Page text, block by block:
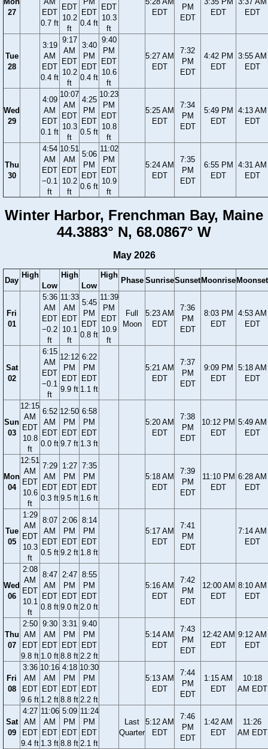
27
EDT
0.7 ft
EDT
10.2
ft
EDT
0.4 ft
EDT
10.3
ft
EDT
PM
EDT
EDT
EDT
Tue
28
3:19
AM
EDT
0.4 ft
9:17
AM
EDT
10.2
ft
3:40
PM
EDT
0.4 ft
9:40
PM
EDT
10.6
ft
5:27 AM
EDT
7:32
PM
EDT
4:42 PM
EDT
3:55 AM
EDT
Wed
29
4:09
AM
EDT
0.1 ft
10:07
AM
EDT
10.3
ft
4:25
PM
EDT
0.5 ft
10:23
PM
EDT
10.8
ft
5:25 AM
EDT
7:34
PM
EDT
5:49 PM
EDT
4:13 AM
EDT
Thu
30
4:54
AM
EDT
−0.1
ft
10:51
AM
EDT
10.2
ft
5:06
PM
EDT
0.6 ft
11:02
PM
EDT
10.9
ft
5:24 AM
EDT
7:35
PM
EDT
6:55 PM
EDT
4:31 AM
EDT
Winter Harbor, Frenchman Bay, Maine
44.3883° N, 68.0867° W
May 2026
Day
High
Low
High
Low
High
Phase SunriseSunset Moonrise Moonset
Fri
01
5:36
AM
EDT
−0.2
ft
11:33
AM
EDT
10.1
ft
5:45
PM
EDT
0.8 ft
11:39
PM
EDT
10.9
ft
Full
Moon
5:23 AM
EDT
7:36
PM
EDT
8:03 PM
EDT
4:53 AM
EDT
Sat
02
6:15
AM
EDT
−0.1
ft
12:12
PM
EDT
9.9 ft
6:22
PM
EDT
1.1 ft
5:21 AM
EDT
7:37
PM
EDT
9:09 PM
EDT
5:18 AM
EDT
Sun
03
12:15
AM
EDT
10.8
ft
6:52
AM
EDT
0.0 ft
12:50
PM
EDT
9.7 ft
6:58
PM
EDT
1.3 ft
5:20 AM
EDT
7:38
PM
EDT
10:12 PM
EDT
5:49 AM
EDT
Mon
04
12:51
AM
EDT
10.6
ft
7:29
AM
EDT
0.3 ft
1:27
PM
EDT
9.5 ft
7:35
PM
EDT
1.6 ft
5:18 AM
EDT
7:39
PM
EDT
11:10 PM
EDT
6:28 AM
EDT
Tue
05
1:29
AM
EDT
10.3
ft
8:07
AM
EDT
0.5 ft
2:06
PM
EDT
9.2 ft
8:14
PM
EDT
1.8 ft
5:17 AM
EDT
7:41
PM
EDT
7:14 AM
EDT
Wed
06
2:08
AM
EDT
10.1
ft
8:47
AM
EDT
0.8 ft
2:47
PM
EDT
9.0 ft
8:55
PM
EDT
2.0 ft
5:16 AM
EDT
7:42
PM
EDT
12:00 AM
EDT
8:10 AM
EDT
Thu
07
2:50
AM
EDT
9.8 ft
9:30
AM
EDT
1.0 ft
3:31
PM
EDT
8.8 ft
9:40
PM
EDT
2.2 ft
5:14 AM
EDT
7:43
PM
EDT
12:42 AM
EDT
9:12 AM
EDT
Fri
08
3:36
AM
EDT
9.6 ft
10:16
AM
EDT
1.2 ft
4:18
PM
EDT
8.8 ft
10:30
PM
EDT
2.2 ft
5:13 AM
EDT
7:44
PM
EDT
1:15 AM
EDT
10:18
AM EDT
Sat
09
4:27
AM
EDT
9.4 ft
11:06
AM
EDT
1.3 ft
5:09
PM
EDT
8.8 ft
11:24
PM
EDT
2.1 ft
Last
Quarter
5:12 AM
EDT
7:46
PM
EDT
1:42 AM
EDT
11:26
AM EDT